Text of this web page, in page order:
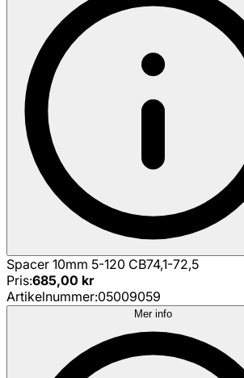
Spacer 10mm 5-120 CB74,1-72,5
Pris:685,00 kr
Artikelnummer:05009059
Mer info